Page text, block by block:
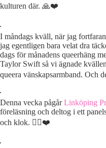
kulturen där. 🙏❤️
I måndags kväll, när jag
jag egentligen bara velat dra
dags för månadens queerhäng
Taylor Swift så vi ägnade
queera vänskapsarmband. Och
Denna vecka pågårLinköping
föreläsning och deltog i ett
och klok. 🏳️‍🌈❤️